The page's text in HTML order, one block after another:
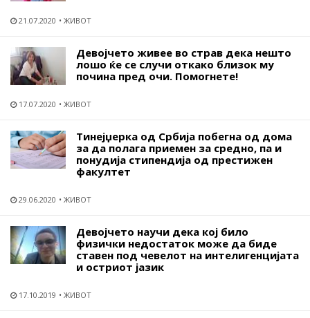
21.07.2020 ЖИВОТ
Девојчето живее во страв дека нешто
лошо ќе се случи откако близок му
почина пред очи. Помогнете!
17.07.2020 ЖИВОТ
Тинејџерка од Србија побегна од дома
за да полага приемен за средно, па и
понудија стипендија од престижен
факултет
29.06.2020 ЖИВОТ
Девојчето научи дека кој било
физички недостаток може да биде
ставен под чевелот на интелигенцијата
и остриот јазик
17.10.2019 ЖИВОТ